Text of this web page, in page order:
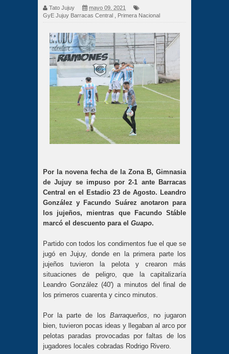
Tato Jujuy
mayo 09, 2021
GyE Jujuy Barracas Central
Primera Nacional
Por la novena fecha de la Zona B, Gimnasia
de Jujuy se impuso por 2-1 ante Barracas
Central en el Estadio 23 de Agosto. Leandro
González y Facundo Suárez anotaron para
los jujeños, mientras que Facundo Stáble
marcó el descuento para el Guapo.
Partido con todos los condimentos fue el que se
jugó en Jujuy, donde en la primera parte los
jujeños tuvieron la pelota y crearon más
situaciones de peligro, que la capitalizaría
Leandro González (40') a minutos del final de
los primeros cuarenta y cinco minutos.
Por la parte de los Barraqueños, no jugaron
bien, tuvieron pocas ideas y llegaban al arco por
pelotas paradas provocadas por faltas de los
jugadores locales cobradas Rodrigo Rivero.